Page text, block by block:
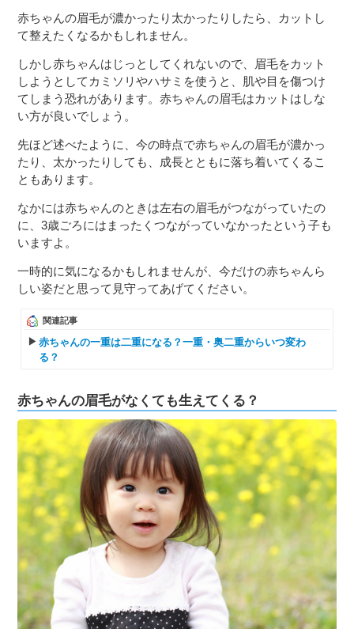
赤ちゃんの眉毛が濃かったり太かったりしたら、カットし
て整えたくなるかもしれません。
しかし赤ちゃんはじっとしてくれないので、眉毛をカット
しようとしてカミソリやハサミを使うと、肌や目を傷つけ
てしまう恐れがあります。赤ちゃんの眉毛はカットはしな
い方が良いでしょう。
先ほど述べたように、今の時点で赤ちゃんの眉毛が濃かっ
たり、太かったりしても、成長とともに落ち着いてくるこ
ともあります。
なかには赤ちゃんのときは左右の眉毛がつながっていたの
に、3歳ごろにはまったくつながっていなかったという子も
いますよ。
一時的に気になるかもしれませんが、今だけの赤ちゃんら
しい姿だと思って見守ってあげてください。
関連記事
赤ちゃんの一重は二重になる？一重・奥二重からいつ変わ
る？
赤ちゃんの眉毛がなくても生えてくる？